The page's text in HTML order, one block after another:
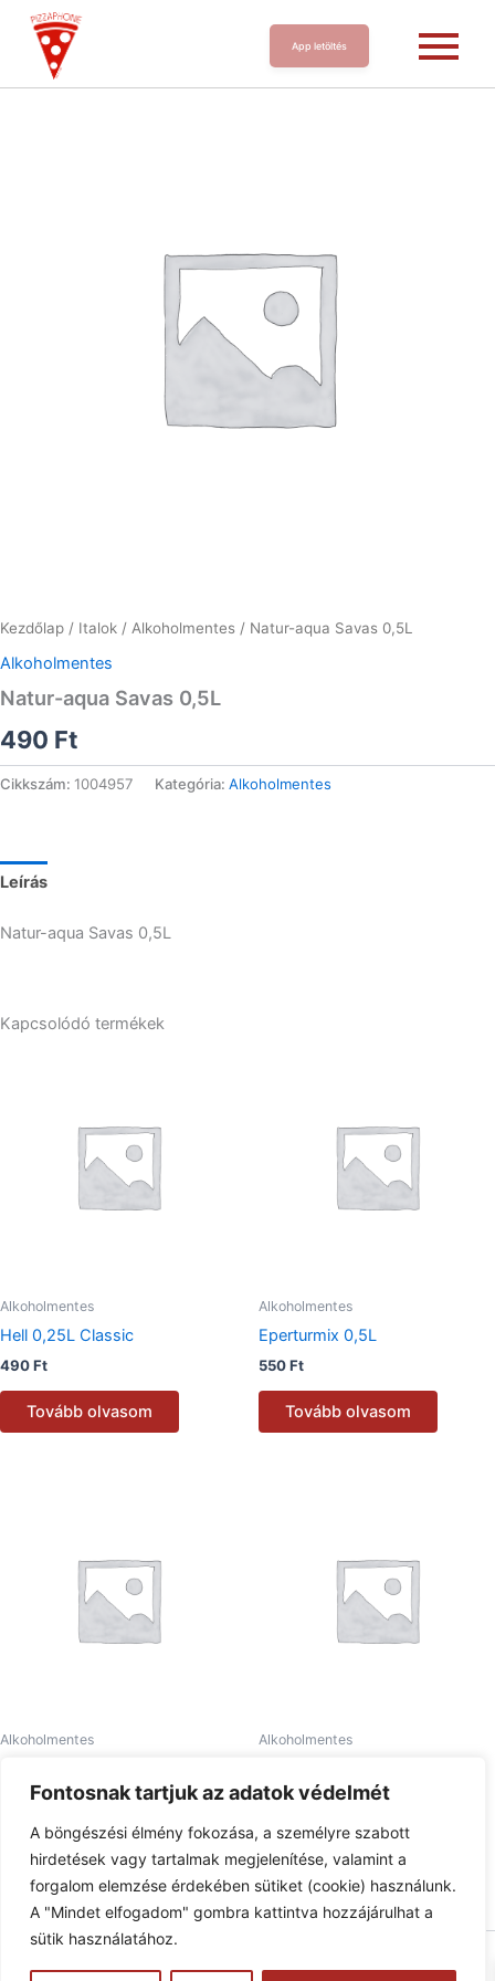
Fontosnak tartjuk az adatok védelmét
A böngészési élmény fokozása, a személyre szabott
hirdetések vagy tartalmak megjelenítése, valamint a
forgalom elemzése érdekében sütiket (cookie) használunk.
A "Mindet elfogadom" gombra kattintva hozzájárulhat a
sütik használatához.
App letöltés
Kezdőlap / Italok / Alkoholmentes / Natur-aqua Savas 0,5L
Alkoholmentes
Natur-aqua Savas 0,5L
490 Ft
Cikkszám: 1004957 Kategória: Alkoholmentes
Leírás
Natur-aqua Savas 0,5L
Kapcsolódó termékek
Alkoholmentes
Hell 0,25L Classic
490Ft
Tovább olvasom
Alkoholmentes
Eperturmix 0,5L
550Ft
Tovább olvasom
Alkoholmentes
490Ft
Tovább olvasom
Alkoholmentes
420Ft
Tovább olvasom
Copyright © 2026 Pizzaphone | Powered byAstra WordPress